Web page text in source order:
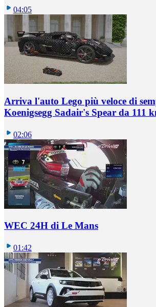
04:05
Arriva l'auto Lego più veloce di
Koenigsegg Sadair's Spear da 111
02:06
WEC 24H di Le Mans
01:42